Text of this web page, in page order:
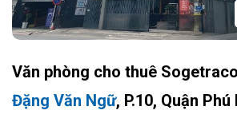
Văn phòng cho thuê
Đặng Văn Ngữ, P.10, Quận Phú